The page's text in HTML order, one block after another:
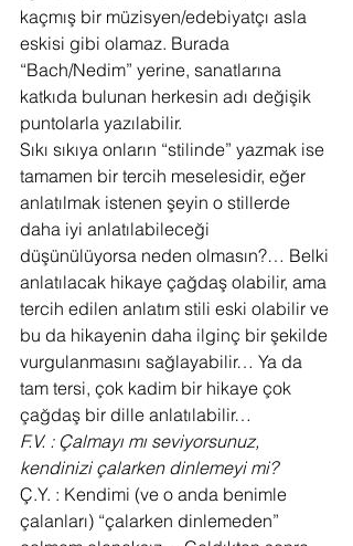
kaçmış bir müzisyen/edebiyatçı asla
eskisi gibi olamaz. Burada
“Bach/Nedim” yerine, sanatlarına
katkıda bulunan herkesin adı değişik
puntolarla yazılabilir.
Sıkı sıkıya onların “stilinde” yazmak ise
tamamen bir tercih meselesidir, eğer
anlatılmak istenen şeyin o stillerde
daha iyi anlatılabileceği
düşünülüyorsa neden olmasın?… Belki
anlatılacak hikaye çağdaş olabilir, ama
tercih edilen anlatım stili eski olabilir ve
bu da hikayenin daha ilginç bir şekilde
vurgulanmasını sağlayabilir… Ya da
tam tersi, çok kadim bir hikaye çok
çağdaş bir dille anlatılabilir…
F.V. : Çalmayı mı seviyorsunuz,
kendinizi çalarken dinlemeyi mi?
Ç.Y. : Kendimi (ve o anda benimle
çalanları) “çalarken dinlemeden”